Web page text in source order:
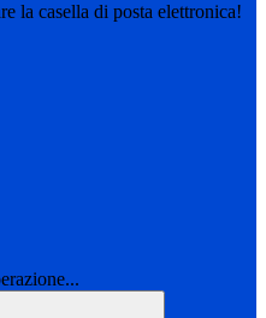
la casella di posta elettronica!